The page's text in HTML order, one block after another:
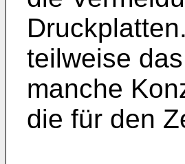
teilweise
manche
die für den